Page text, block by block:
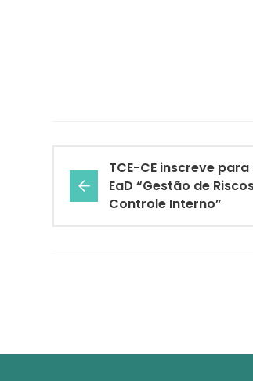
TCE-CE inscreve
EaD “Gestão de
Controle Interno”